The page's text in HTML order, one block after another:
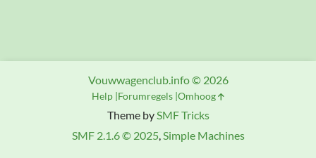
Theme bySMF Tricks
SMF 2.1.6 © 2025,Simple Machines
Vouwwagenclub.info © 2026
Help Forumregels Omhoog